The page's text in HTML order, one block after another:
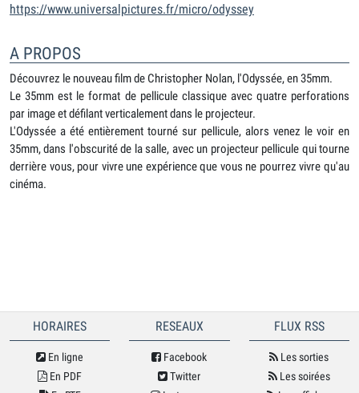
https://www.universalpictures.fr/micro/odyssey
A PROPOS
Découvrez le nouveau film de Christopher Nolan, l'Odyssée, en 35mm.
Le 35mm est le format de pellicule classique avec quatre perforations
par image et défilant verticalement dans le projecteur.
L'Odyssée a été entièrement tourné sur pellicule, alors venez le voir en
35mm, dans l'obscurité de la salle, avec un projecteur pellicule qui tourne
derrière vous, pour vivre une expérience que vous ne pourrez vivre qu'au
cinéma.
HORAIRES
En ligne
En PDF
RESEAUX
Facebook
Twitter
FLUX RSS
Les sorties
Les soirées